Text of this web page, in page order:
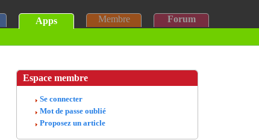
Apps Membre Forum
Espace membre
Se connecter
Mot de passe oublié
Proposez un article